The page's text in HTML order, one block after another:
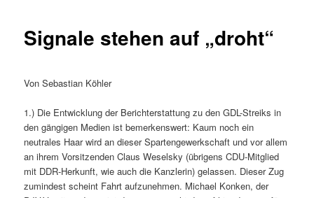
Signale stehen auf „droht“
Von Sebastian Köhler
1.) Die Entwicklung der Berichterstattung zu den GDL-Streiks in
den gängigen Medien ist bemerkenswert: Kaum noch ein
neutrales Haar wird an dieser Spartengewerkschaft und vor allem
an ihrem Vorsitzenden Claus Weselsky (übrigens CDU-Mitglied
mit DDR-Herkunft, wie auch die Kanzlerin) gelassen. Dieser Zug
zumindest scheint Fahrt aufzunehmen. Michael Konken, der